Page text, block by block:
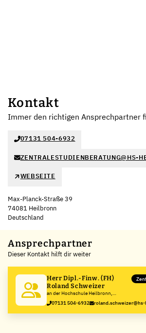
Kontakt
Immer den richtigen Ansprechpartner
07131 504-6932
ZENTRALESTUDIENBERATUNG@HS-
WEBSEITE
Max-Planck-Straße 39
74081 Heilbronn
Deutschland
+
−
Ansprechpartner
Dieser Kontakt hilft dir weiter
Herr Dipl.-Finw. (FH)
Roland Schweizer
an der Hochschule Heilbronn,
Technik, Wirtschaft, Informatik
07131 504-6932